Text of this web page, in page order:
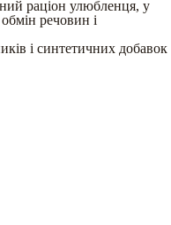
раціон улюбленця, у
речовин і
і синтетичних добавок